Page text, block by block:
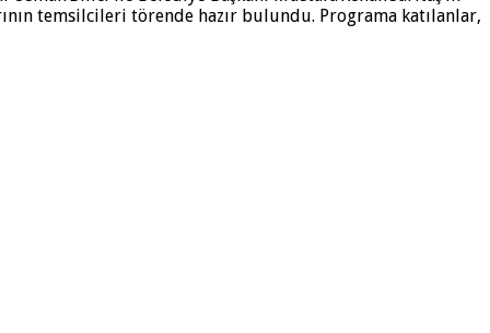
temsilcileri törende hazır bulundu. Programa katılanlar,